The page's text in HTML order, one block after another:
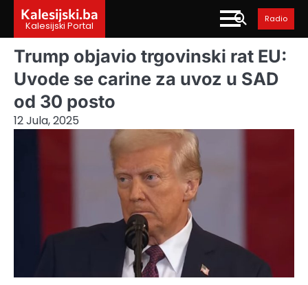
content
Kalesijski.ba
Kalesijski Portal
Radio
Trump objavio trgovinski rat EU:
Uvode se carine za uvoz u SAD
od 30 posto
12 Jula, 2025